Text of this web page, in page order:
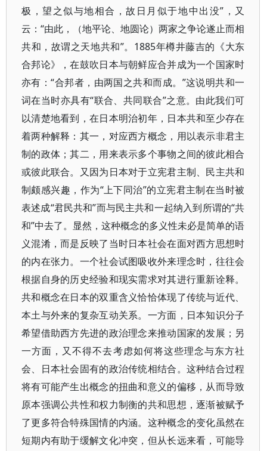
极，望之似与地相合，故日月似于地中出没”，又
云：“由此，（地平论、地圆论）两家之争论遂止而相
共和，故谓之天地共和”。1885年樽井藤吉的《大东
合邦论》，在鼓吹日本与朝鲜应合并成为一个国家时
亦有：“合邦者，由两国之共和而成。”这说明共和一
词在当时亦具有“联合、共同联合”之意。由此我们可
以清楚地看到，在日本明治初年，日本共和至少存在
着两种解释：其一，对应西方概念，用以表示非君主
制的政体；其二，用来表示多个事物之间的彼此相合
或彼此联合。又因为日本对于立宪君主制、民主共和
制颇感兴趣，作为“上下同治”的立宪君主制在当时被
表述成“君民共和”而与民主共和一起纳入到所谓的“共
和”中去了。显然，这种概念的多义性未必是简单的语
义混淆，而是反映了当时日本社会在面对西方思想时
的内在张力。一个社会试图吸收外来理念时，往往会
根据自身的历史经验和现实需求对其进行重新诠释。
共和概念在日本的双重含义恰恰体现了传统与近代、
本土与外来的复杂互动关系。一方面，日本知识分子
希望借助西方先进的政治理念来推动国家的发展；另
一方面，又不得不去考虑如何将这些理念与东方社
会、日本社会固有的政治传统相结合。这种结合过程
将有可能产生出概念的扭曲和意义的偏移，从而导致
原本强调公共性和权力制衡的共和思想，逐渐被赋予
了更多符合特殊国情的内涵。这种概念的变化虽然在
短期内有助于缓解文化冲突，但从长远来看，可能导